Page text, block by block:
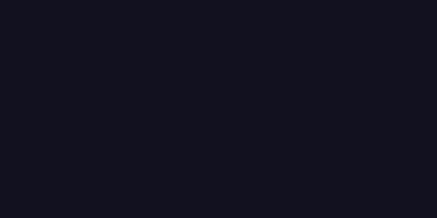
y por qué importa tanto?
y metódico que evalúa todos los componentes
que la infraestructura tecnológica sea segura,
una auditoría efectiva integra la visión de
de sistemas debe cumplir